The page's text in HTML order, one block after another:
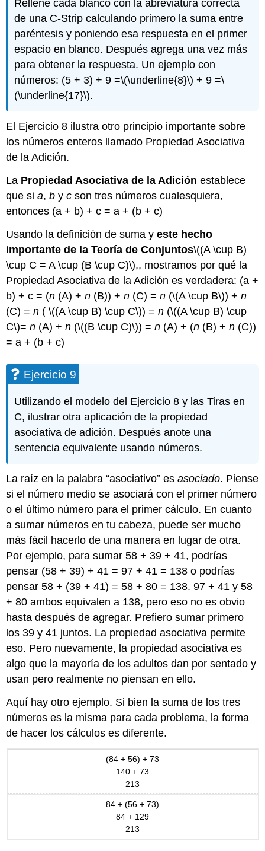
Rellene cada blanco con la abreviatura correcta
de una C-Strip calculando primero la suma entre
paréntesis y poniendo esa respuesta en el primer
espacio en blanco. Después agrega una vez más
para obtener la respuesta. Un ejemplo con
números: (5 + 3) + 9 =\(\underline{8}\) + 9 =\
(\underline{17}\).
El Ejercicio 8 ilustra otro principio importante sobre
los números enteros llamado Propiedad Asociativa
de la Adición.
La Propiedad Asociativa de la Adición establece
que sia,b yc son tres números cualesquiera,
entonces (a + b) + c = a + (b + c)
Usando la definición de suma yeste hecho
importante de la Teoría de Conjuntos\((A \cup B)
\cup C = A \cup (B \cup C)\),, mostramos por qué la
Propiedad Asociativa de la Adición es verdadera: (a +
b) + c = (n (A) +n (B)) +n (C) =n (\(A \cup B\)) +n
(C) =n (\((A \cup B) \cup C\)) =n (\((A \cup B) \cup
C\)=n (A) +n (\((B \cup C)\)) =n (A) + (n (B) +n (C))
= a + (b + c)
Ejercicio 9
Utilizando el modelo del Ejercicio 8 y las Tiras en
C, ilustrar otra aplicación de la propiedad
asociativa de adición. Después anote una
sentencia equivalente usando números.
La raíz en la palabra “asociativo” esasociado. Piense
si el número medio se asociará con el primer número
o el último número para el primer cálculo. En cuanto
a sumar números en tu cabeza, puede ser mucho
más fácil hacerlo de una manera en lugar de otra.
Por ejemplo, para sumar 58 + 39 + 41, podrías
pensar (58 + 39) + 41 = 97 + 41 = 138 o podrías
pensar 58 + (39 + 41) = 58 + 80 = 138. 97 + 41 y 58
+ 80 ambos equivalen a 138, pero eso no es obvio
hasta después de agregar. Prefiero sumar primero
los 39 y 41 juntos. La propiedad asociativa permite
eso. Pero nuevamente, la propiedad asociativa es
algo que la mayoría de los adultos dan por sentado y
usan pero realmente no piensan en ello.
Aquí hay otro ejemplo. Si bien la suma de los tres
números es la misma para cada problema, la forma
de hacer los cálculos es diferente.
(84 + 56) + 73
140 + 73
213
84 + (56 + 73)
84 + 129
213